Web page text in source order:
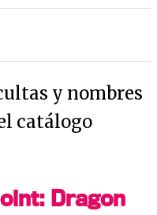
y nombres
catálogo
Dragon